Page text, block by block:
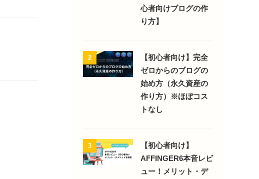
心者向けブログの作
り方】
2
【初心者向け】完全
ゼロからのブログの
始め方（永久資産の
作り方）※ほぼコス
トなし
3
【初心者向け】
AFFINGER6本音レビ
ュー！メリット・デ